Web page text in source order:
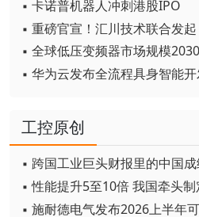
▪ 卡诺普机器人冲刺港股IPO
▪ 全球低压变频器市场规模
▪ 华为云发布全流程具身智能
工控原创
▪ 跨国工业巨头财报里的中国